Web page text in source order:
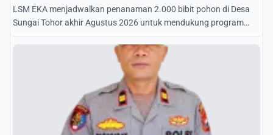
LSM EKA menjadwalkan penanaman 2.000 bibit pohon di Desa
Sungai Tohor akhir Agustus 2026 untuk mendukung program